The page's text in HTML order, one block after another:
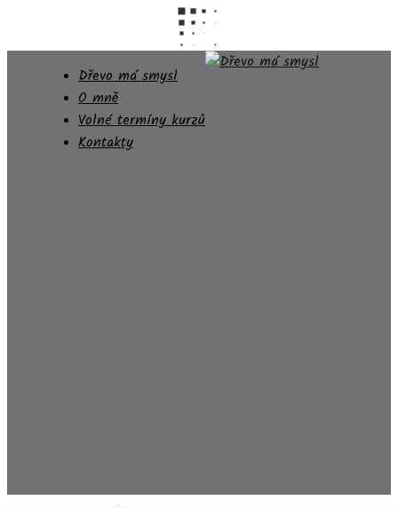
Dřevo má smysl
O mně
Volné termíny kurzů
Kontakty